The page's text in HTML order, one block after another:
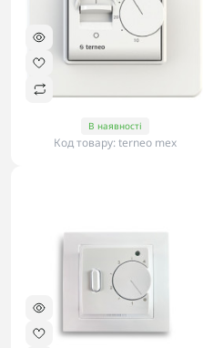
В наявності
Код товару: terneo mex